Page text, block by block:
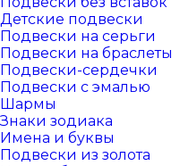
Детские подвески
Подвески на серьги
Подвески на браслеты
Подвески-сердечки
Подвески с эмалью
Шармы
Знаки зодиака
Имена и буквы
Подвески из золота